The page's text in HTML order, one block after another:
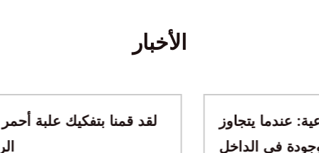
الأخبار
الهدايا الثقافية الإبداعية: عندما يتجاوز
عمر الصندوق الهدية الموجودة في الداخل